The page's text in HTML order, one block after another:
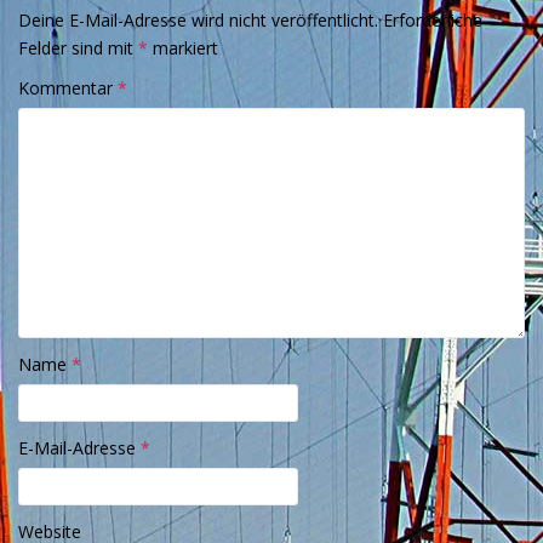
Deine E-Mail-Adresse wird nicht veröffentlicht. Erforderliche
Felder sind mit * markiert
Kommentar *
Name *
E-Mail-Adresse *
Website